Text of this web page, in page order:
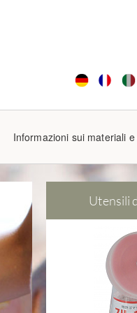
Informazioni sui materiali
Utensili